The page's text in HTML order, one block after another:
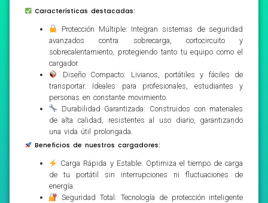
Características destacadas:
Protección Múltiple: Integran sistemas de seguridad
avanzados contra sobrecarga, cortocircuito y
sobrecalentamiento, protegiendo tanto tu equipo como el
cargador.
Diseño Compacto: Livianos, portátiles y fáciles de
transportar. Ideales para profesionales, estudiantes y
personas en constante movimiento.
Durabilidad Garantizada: Construidos con materiales
de alta calidad, resistentes al uso diario, garantizando
una vida útil prolongada.
Beneficios de nuestros cargadores:
Carga Rápida y Estable: Optimiza el tiempo de carga
de tu portátil sin interrupciones ni fluctuaciones de
energía.
Seguridad Total: Tecnología de protección inteligente